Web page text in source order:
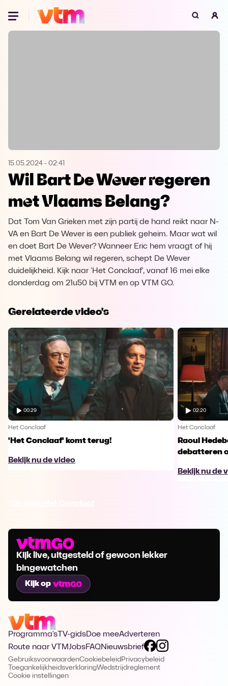
Oeps, browser niet ondersteund
Microsoft Edge Download
Opera Download
15.05.2024 - 02:41
Wil Bart De Wever regeren
met Vlaams Belang?
Dat Tom Van Grieken met zijn partij de hand reikt naar N-
VA en Bart De Wever is een publiek geheim. Maar wat wil
en doet Bart De Wever? Wanneer Eric hem vraagt of hij
met Vlaams Belang wil regeren, schept De Wever
duidelijkheid. Kijk naar 'Het Conclaaf', vanaf 16 mei elke
donderdag om 21u50 bij VTM en op VTM GO.
Gerelateerde video's
00:29
Het Conclaaf
'Het Conclaaf' komt terug!
Bekijk nu de video
02:20
Het Conclaaf
Raoul
debatteren
Bekijk nu de
Kijk live, uitgesteld of gewoon lekker
bingewatchen
Kijk op
Programma's TV-gidsDoe meeAdverteren
Route naar VTMJobsFAQNieuwsbrief
GebruiksvoorwaardenCookiebeleid Privacybeleid
ToegankelijkheidsverklaringWedstrijdreglement
Cookie instellingen